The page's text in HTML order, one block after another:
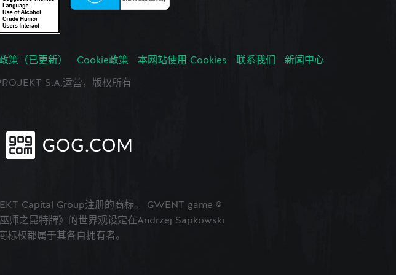
策（已更新） Cookie政策 本网站使用 Cookies 联系我们 新闻中心
S.A.运营，版权所有
Capital Group注册的商标。 GWENT game ©
师之昆特牌》的世界观设定在Andrzej Sapkowski
标权都属于其各自拥有者。